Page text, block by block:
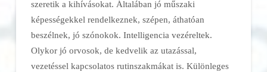
szeretik a kihívásokat. Általában jó műszaki
képességekkel rendelkeznek, szépen, áthatóan
beszélnek, jó szónokok. Intelligencia vezéreltek.
Olykor jó orvosok, de kedvelik az utazással,
vezetéssel kapcsolatos rutinszakmákat is. Különleges